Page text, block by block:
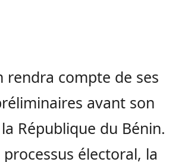
rendra compte de ses
avant son
République du Bénin.
électoral, la